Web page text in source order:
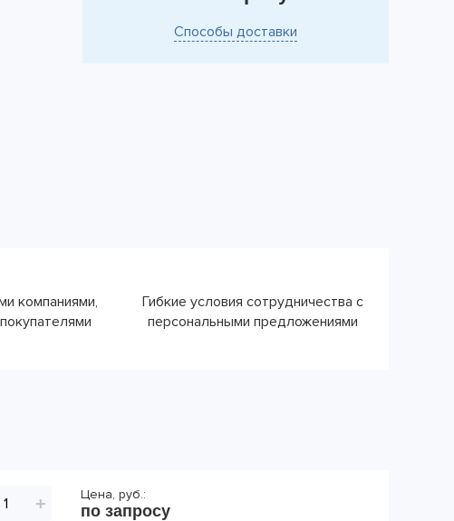
Способы доставки
компаниями,
Гибкие условия сотрудничества с
персональными предложениями
+ Цена, руб.:
по запросу